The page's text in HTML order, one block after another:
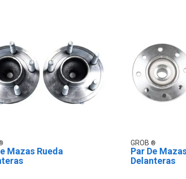
Mazas Rueda
GROB
Par De
Delanteras